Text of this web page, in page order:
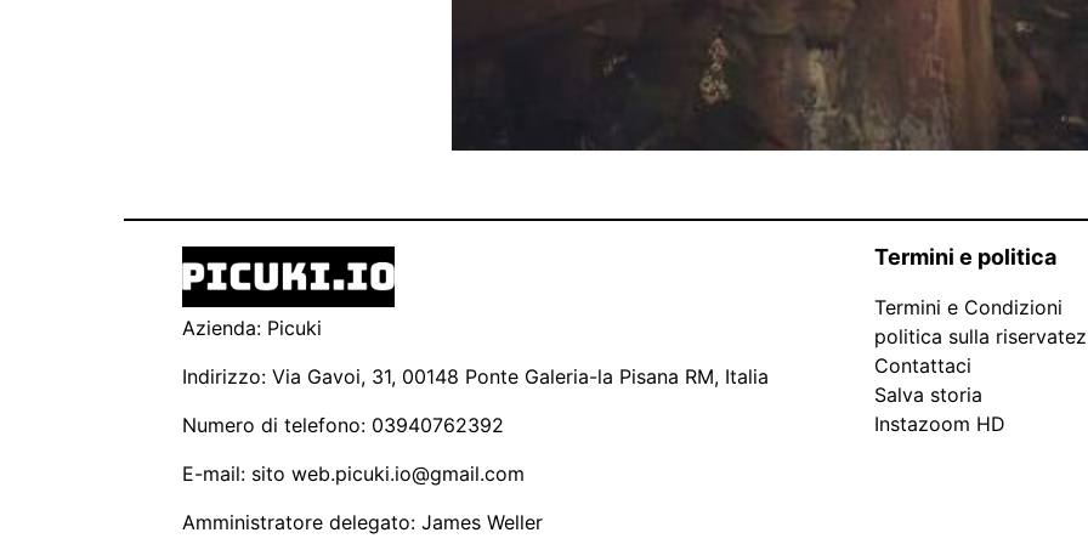
Azienda: Picuki
Indirizzo: Via Gavoi, 31, 00148 Ponte Galeria-la Pisana RM, Italia
Numero di telefono: 03940762392
E-mail: sito web.picuki.io@gmail.com
Amministratore delegato: James Weller
Termini e politica
Termini e Condizioni
politica sulla
Contattaci
Salva storia
Instazoom HD